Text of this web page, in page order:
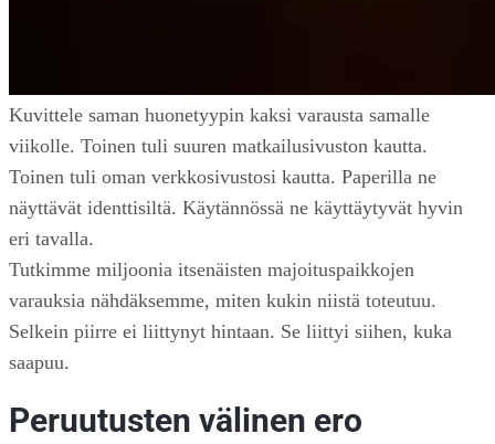
Kuvittele saman huonetyypin kaksi varausta samalle
viikolle. Toinen tuli suuren matkailusivuston kautta.
Toinen tuli oman verkkosivustosi kautta. Paperilla ne
näyttävät identtisiltä. Käytännössä ne käyttäytyvät hyvin
eri tavalla.
Tutkimme miljoonia itsenäisten majoituspaikkojen
varauksia nähdäksemme, miten kukin niistä toteutuu.
Selkein piirre ei liittynyt hintaan. Se liittyi siihen, kuka
saapuu.
Peruutusten välinen ero